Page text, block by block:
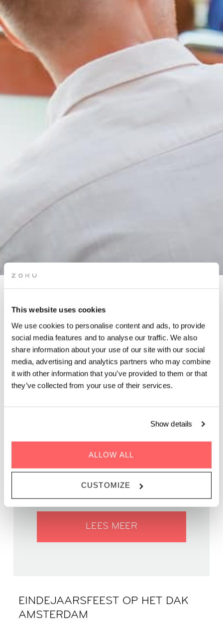
This website uses cookies
We use cookies to personalise content and ads, to provide
social media features and to analyse our traffic. We also
share information about your use of our site with our social
media, advertising and analytics partners who may combine
it with other information that you’ve provided to them or that
they’ve collected from your use of their services.
Show details
ALLOW ALL
CUSTOMIZE
TERRAS AFSLUITEND
Ga met ons mee naar een rooftop party in Amsterdam om een
laatste zomerdans te vieren op onze rooftop met goede vibes,
geweldige deuntjes en een onovertroffen uitzicht.
EINDEJAARSFEEST OP HET DAK
AMSTERDAM
WANNEER 26 september 2024
PRIJS | Gratis
LEES MEER